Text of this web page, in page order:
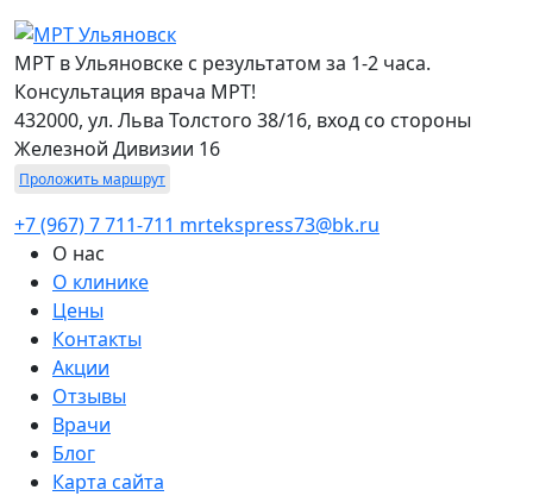
МРТ в Ульяновске с результатом за 1-2 часа.
Консультация врача МРТ!
432000, ул. Льва Толстого 38/16, вход со стороны
Железной Дивизии 16
Проложить маршрут
+7 (967) 7 711-711 mrtekspress73@bk.ru
О нас
О клинике
Цены
Контакты
Акции
Отзывы
Врачи
Блог
Карта сайта